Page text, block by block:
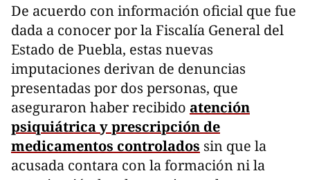
De acuerdo con información oficial que fue
dada a conocer por la Fiscalía General del
Estado de Puebla, estas nuevas
imputaciones derivan de denuncias
presentadas por dos personas, que
aseguraron haber recibido atención
psiquiátrica y prescripción de
medicamentos controlados sin que la
acusada contara con la formación ni la